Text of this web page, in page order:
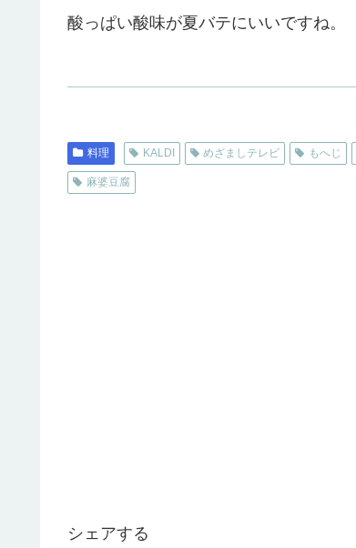
酸っぱい酸味が夏バテにいいですね。
料理 KALDI めざましテレビ もへじ
麻婆豆腐
シェアする